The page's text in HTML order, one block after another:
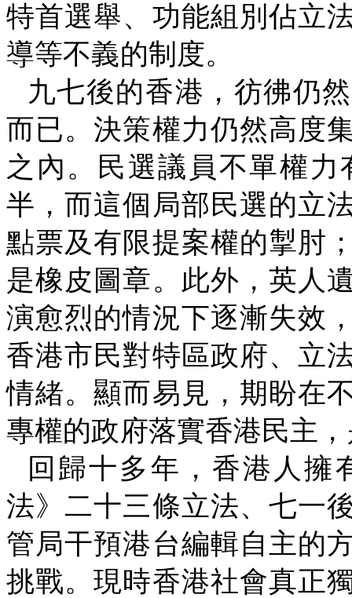
特首選舉、功能組別佔立
導等不義的制度。
九七後的香港，彷彿仍
而已。決策權力仍然高度
之內。民選議員不單權
半，而這個局部民選的立
點票及有限提案權的掣肘
是橡皮圖章。此外，英人
演愈烈的情況下逐漸失效
香港市民對特區政府、立
情緒。顯而易見，期盼在
專權的政府落實香港民主
回歸十多年，香港人擁
法》二十三條立法、七一
管局干預港台編輯自主的
挑戰。現時香港社會真正